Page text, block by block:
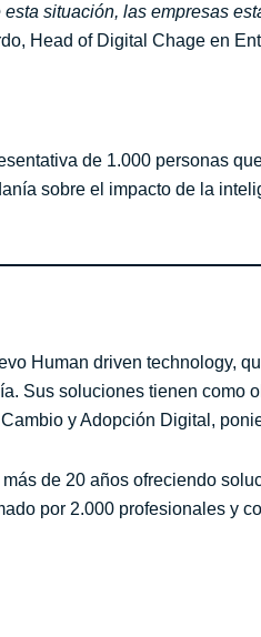
situación, las empresas
Head of Digital Chage en
de 1.000 personas
sobre el impacto de la
Human driven technology,
Sus soluciones tienen como
y Adopción Digital,
de 20 años ofreciendo
por 2.000 profesionales y